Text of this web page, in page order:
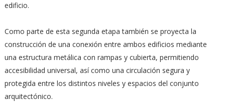
edificio.
Como parte de esta segunda etapa también se proyecta la
construcción de una conexión entre ambos edificios mediante
una estructura metálica con rampas y cubierta, permitiendo
accesibilidad universal, así como una circulación segura y
protegida entre los distintos niveles y espacios del conjunto
arquitectónico.